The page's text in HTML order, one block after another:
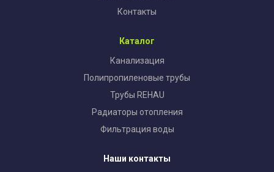
Контакты
Каталог
Канализация
Полипропиленовые трубы
Трубы REHAU
Радиаторы отопления
Фильтрация воды
Наши контакты